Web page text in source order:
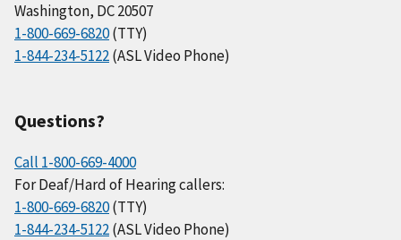
Washington, DC 20507
1-800-669-6820(TTY)
1-844-234-5122(ASL Video Phone)
Questions?
Call 1-800-669-4000
For Deaf/Hard of Hearing callers:
1-800-669-6820(TTY)
1-844-234-5122(ASL Video Phone)